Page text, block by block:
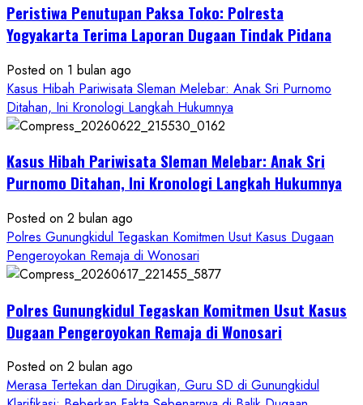
Anak
di
Aliansi
Janji
Kawal
Proses
Sampai
Tuntas
Peristiwa Penutupan Paksa Toko: Polresta
Yogyakarta Terima Laporan Dugaan Tindak Pidana
Posted on 1 bulan ago
Kasus Hibah Pariwisata Sleman Melebar: Anak Sri Purnomo
Ditahan, Ini Kronologi Langkah Hukumnya
Kasus Hibah Pariwisata Sleman Melebar: Anak Sri
Purnomo Ditahan, Ini Kronologi Langkah Hukumnya
Posted on 2 bulan ago
Polres Gunungkidul Tegaskan Komitmen Usut Kasus Dugaan
Pengeroyokan Remaja di Wonosari
Polres Gunungkidul Tegaskan Komitmen Usut Kasus
Dugaan Pengeroyokan Remaja di Wonosari
Posted on 2 bulan ago
Merasa Tertekan dan Dirugikan, Guru SD di Gunungkidul